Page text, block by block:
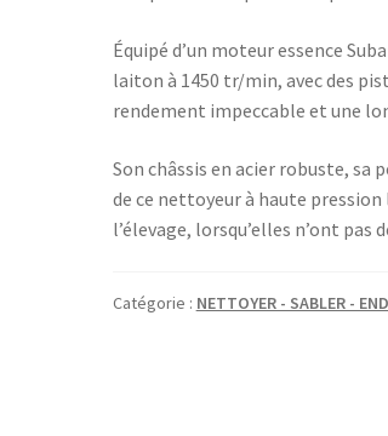
Équipé d’un moteur essence
laiton à 1450 tr/min, avec des
rendement impeccable et une
Son châssis en acier robuste,
de ce nettoyeur à haute
l’élevage, lorsqu’elles n’ont
Catégorie : NETTOYER - SABLER -